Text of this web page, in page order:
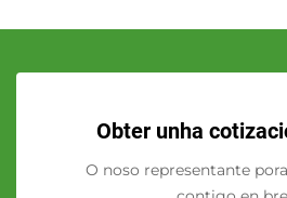
Obter unha
O noso representante